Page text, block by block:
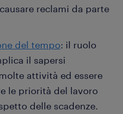
reclami da parte
del tempo: il ruolo
il sapersi
attività ed essere
le priorità del lavoro
delle scadenze.